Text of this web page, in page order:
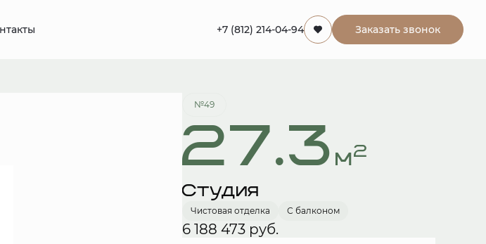
+7 (812) 214-04-94 Заказать звонок
Забронировать
№49
27.3 м2
Студия
Чистовая отделка С балконом
6 188 473 руб.